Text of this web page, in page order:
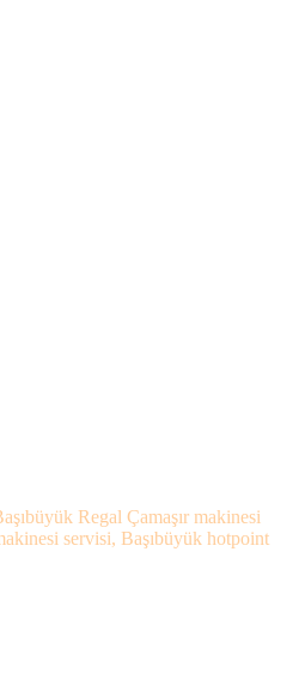
Regal Çamaşır makinesi
servisi, Başıbüyük hotpoint